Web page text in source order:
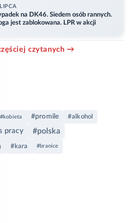
na DK46. Siedem osób rannych.
jest zablokowana. LPR w akcji
czytanych →
#kobieta #promile #alkohol
pracy #polska
#kara #branice